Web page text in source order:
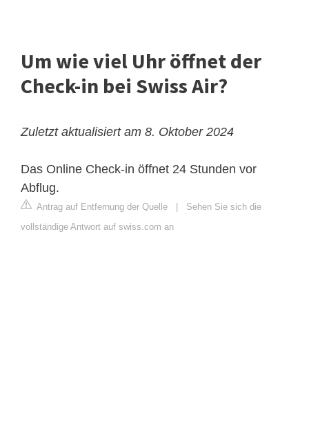
Um wie viel Uhr öffnet der
Check-in bei Swiss Air?
Zuletzt aktualisiert am 8. Oktober 2024
Das Online Check-in öffnet 24 Stunden vor
Abflug.
Antrag auf Entfernung der Quelle
Sehen Sie sich die
vollständige Antwort auf swiss.com an